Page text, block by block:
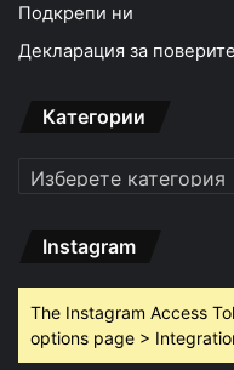
Подкрепи ни
Декларация за
Категории
Категории
Instagram
The Instagram Access
options page >